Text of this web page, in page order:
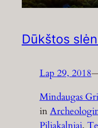
Dūkštos
Lap 29, 2018
Mindaugas
in